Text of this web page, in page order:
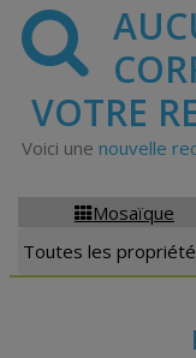
VOTRE
Voici une nouvelle
Mosaïque